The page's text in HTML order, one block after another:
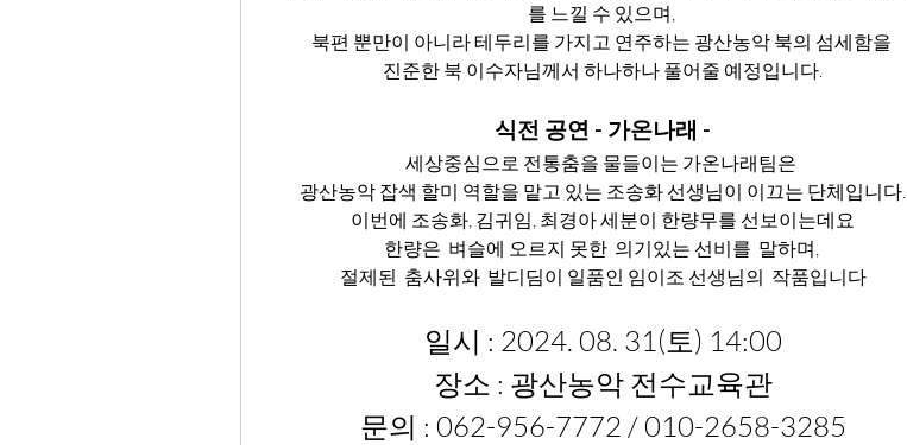
를 느낄 수 있으며,
북편 뿐만이 아니라 테두리를 가지고 연주하는 광산농악 북의 섬세함을
진준한 북 이수자님께서 하나하나 풀어줄 예정입니다.
식전 공연 - 가온나래 -
세상중심으로 전통춤을 물들이는 가온나래팀은
광산농악 잡색 할미 역할을 맡고 있는 조송화 선생님이 이끄는 단체입니다.
이번에 조송화, 김귀임, 최경아 세분이 한량무를 선보이는데요
한량은  벼슬에 오르지 못한  의기있는 선비를  말하며,
절제된  춤사위와  발디딤이 일품인 임이조 선생님의  작품입니다
일시 : 2024. 08. 31(토) 14:00
장소 : 광산농악 전수교육관
문의 : 062-956-7772 / 010-2658-3285